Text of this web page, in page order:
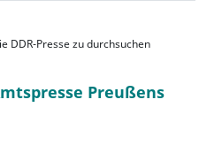
DDR-Presse zu durchsuchen
Preußens